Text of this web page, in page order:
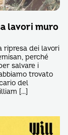
lavori muro
ripresa dei lavori
perché
salvare i
trovato
del
[…]